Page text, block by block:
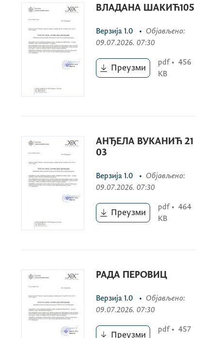
Јавни оглас 02-100/ 26-105/2 од
30.01.2026 за потребе Министарства
Владана Шакић
ВЛАДАНА ШАКИЋ105
Верзија 1.0 • Објављено:
09.07.2026. 07:30
Преузми
pdf • 456
KB
АНЂЕЛА ВУКАНИЋ 21
03
Верзија 1.0 • Објављено:
09.07.2026. 07:30
Преузми
pdf • 464
KB
РАДА ПЕРОВИЦ
Верзија 1.0 • Објављено:
09.07.2026. 07:30
Преузми
pdf • 457